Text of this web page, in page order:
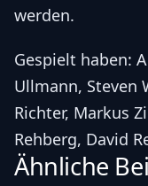
werden.
Gespielt haben:
Ullmann, Steven
Richter, Markus
Rehberg, David
Ähnliche